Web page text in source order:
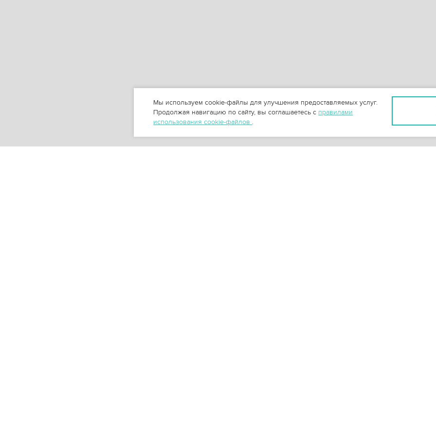
Мы используем cookie-файлы для улучшения предоставляемых услуг.
Продолжая навигацию по сайту, вы соглашаетесь с правилами
использования cookie-файлов .